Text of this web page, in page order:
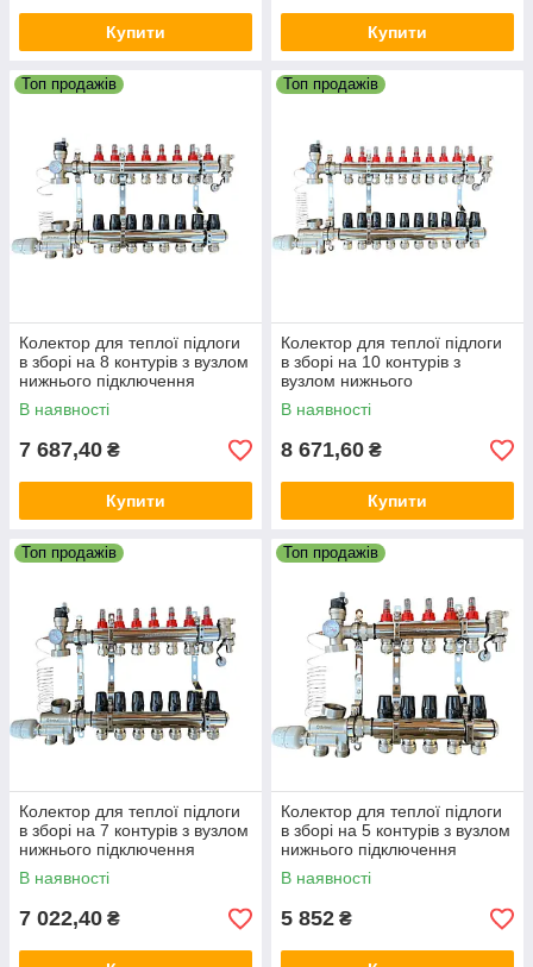
Купити Купити
Топ продажів
Колектор для теплої підлоги
в зборі на 8 контурів з вузлом
нижнього підключення
(латунний), «DJOUL»
Туреччина
В наявності
7 687,40 ₴
Купити
Топ продажів
Колектор для теплої підлоги
в зборі на 10 контурів з
вузлом нижнього
підключення (латунний),
«DJOUL» Туреччина
В наявності
8 671,60 ₴
Купити
Топ продажів
Колектор для теплої підлоги
в зборі на 7 контурів з вузлом
нижнього підключення
(латунний), «DJOUL»
Туреччина
В наявності
7 022,40 ₴
Топ продажів
Колектор для теплої підлоги
в зборі на 5 контурів з вузлом
нижнього підключення
(латунний), «DJOUL»
Туреччина
В наявності
5 852 ₴